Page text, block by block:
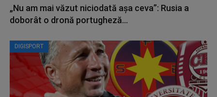
„Nu am mai văzut niciodată așa ceva”: Rusia a
doborât o dronă portugheză...
DIGISPORT